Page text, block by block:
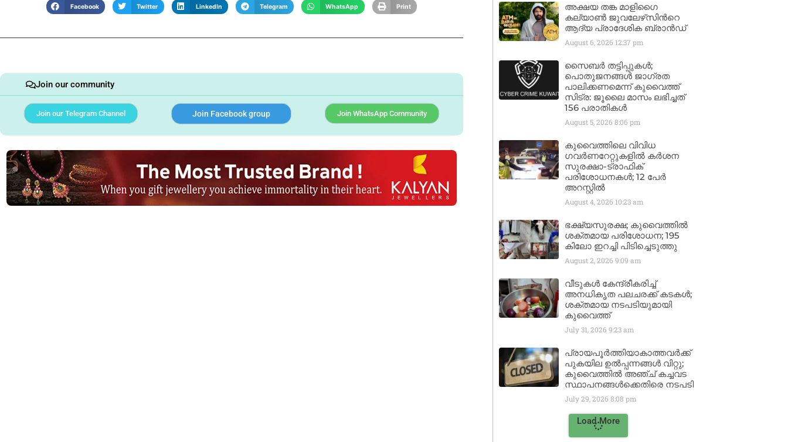
Facebook Twitter LinkedIn Telegram WhatsApp Print
Join our community
Join our Telegram Channel Join Facebook group Join WhatsApp Community
അക്ഷയ തങ്ക മാളിഗൈ
കല്യാണ്‍ ജുവലേഴ്‌സിന്‍റെ
ആദ്യ പ്രാദേശിക ബ്രാന്‍ഡ്
August 6, 2026 12:37 pm
സൈബർ തട്ടിപ്പുകൾ;
പൊതുജനങ്ങൾ ജാഗ്രത
പാലിക്കണമെന്ന് കുവൈത്ത്
സിട്ര: ജൂലൈ മാസം ലഭിച്ചത്
156 പരാതികൾ
August 5, 2026 8:06 pm
കുവൈത്തിലെ വിവിധ
ഗവർണറേറ്റുകളിൽ കർശന
സുരക്ഷാ-ട്രാഫിക്
പരിശോധനകൾ; 12 പേർ
അറസ്റ്റിൽ
August 4, 2026 10:23 am
ഭക്ഷ്യസുരക്ഷ; കുവൈത്തിൽ
ശക്തമായ പരിശോധന; 195
കിലോ ഇറച്ചി പിടിച്ചെടുത്തു
August 2, 2026 9:09 am
വീടുകൾ കേന്ദ്രീകരിച്ച്
അനധികൃത പലചരക്ക് കടകൾ;
ശക്തമായ നടപടിയുമായി
കുവൈത്ത്
July 31, 2026 9:23 am
പ്രായപൂർത്തിയാകാത്തവർക്ക്
പുകയില ഉൽപ്പന്നങ്ങൾ വിറ്റു;
കുവൈത്തിൽ അഞ്ച് കച്ചവട
സ്ഥാപനങ്ങൾക്കെതിരെ നടപടി
July 29, 2026 8:08 pm
Load More